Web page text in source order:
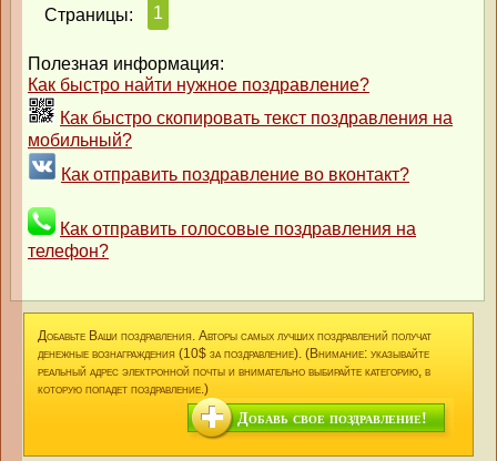
Страницы: 1
Полезная информация:
Как быстро найти нужное поздравление?
Как быстро скопировать текст поздравления на
мобильный?
Как отправить поздравление во вконтакт?
Как отправить голосовые поздравления на
телефон?
Добавьте Ваши поздравления. Авторы самых лучших поздравлений получат
денежные вознаграждения (10$ за поздравление). (Внимание: указывайте
реальный адрес электронной почты и внимательно выбирайте категорию, в
которую попадет поздравление.)
Добавь свое поздравление!